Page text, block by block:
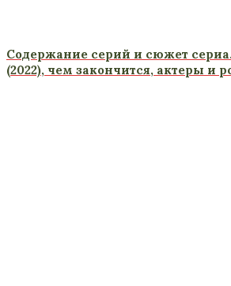
Содержание серий и сюжет
(2022), чем закончится, актеры и